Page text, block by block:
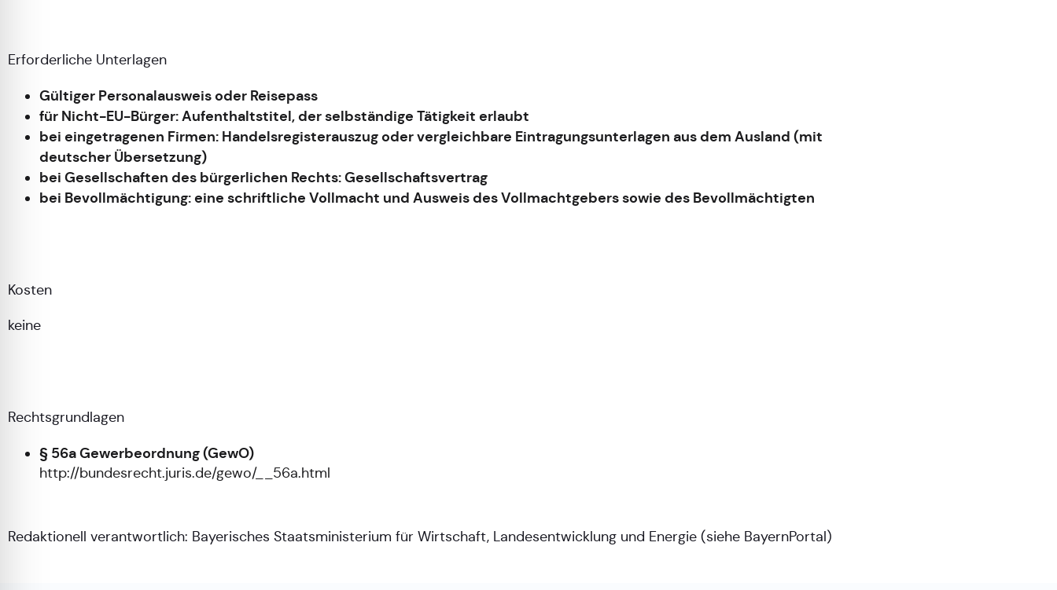
Erforderliche Unterlagen
Gültiger Personalausweis oder Reisepass
für Nicht-EU-Bürger: Aufenthaltstitel, der selbständige Tätigkeit erlaubt
bei eingetragenen Firmen: Handelsregisterauszug oder vergleichbare Eintragungsunterlagen aus dem Ausland (mit
deutscher Übersetzung)
bei Gesellschaften des bürgerlichen Rechts: Gesellschaftsvertrag
bei Bevollmächtigung: eine schriftliche Vollmacht und Ausweis des Vollmachtgebers sowie des Bevollmächtigten
Kosten
keine
Rechtsgrundlagen
§ 56a Gewerbeordnung (GewO)
http://bundesrecht.juris.de/gewo/__56a.html
Redaktionell verantwortlich: Bayerisches Staatsministerium für Wirtschaft, Landesentwicklung und Energie (siehe BayernPortal)